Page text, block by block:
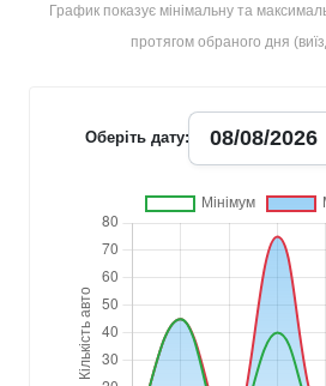
График показує мінімальну та
протягом обраного дня (
Оберіть дату: